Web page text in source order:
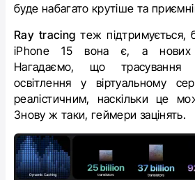
буде набагато крутіше та
Ray tracing теж
iPhone 15 вона є, а нових
Нагадаємо, що трасування
освітлення у віртуальному
реалістичним, наскільки це
Знову ж таки, геймери зацінять.